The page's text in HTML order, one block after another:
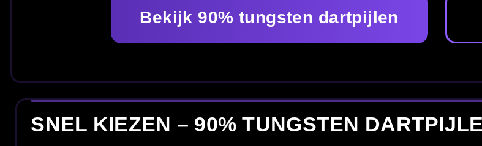
Alle 90% tungsten darts Alle dartpijlen Tungsten dartpijlen